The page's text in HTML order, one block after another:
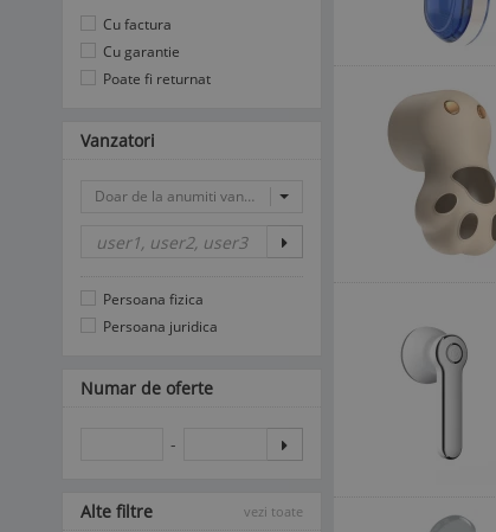
Cu factura
Cu garantie
Poate fi returnat
Vanzatori
Doar de la anumiti vanzatori
Persoana fizica
Persoana juridica
Numar de oferte
-
Alte filtre vezi toate